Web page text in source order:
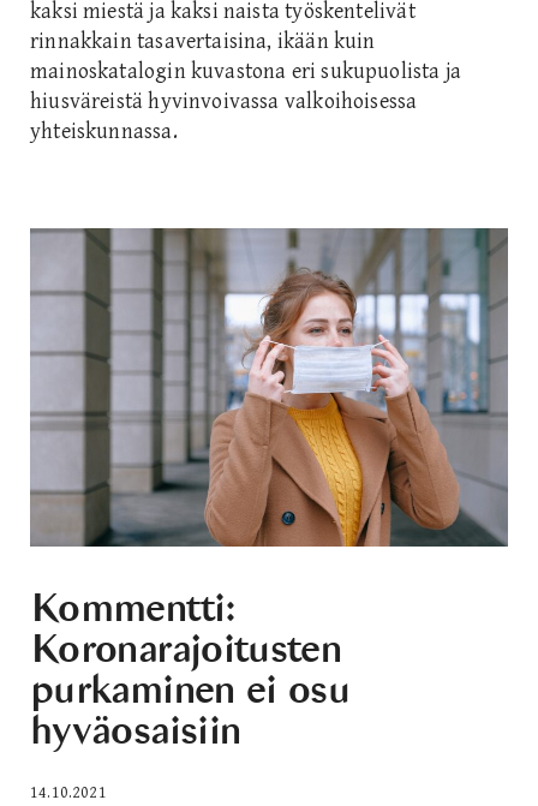
kaksi miestä ja kaksi naista työskentelivät
rinnakkain tasavertaisina, ikään kuin
mainoskatalogin kuvastona eri sukupuolista ja
hiusväreistä hyvinvoivassa valkoihoisessa
yhteiskunnassa.
Kommentti:
Koronarajoitusten
purkaminen ei osu
hyväosaisiin
14.10.2021